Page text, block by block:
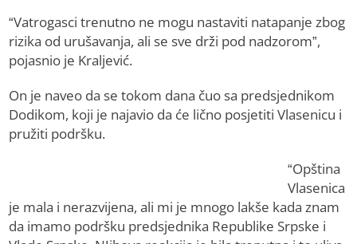
“Vatrogasci trenutno ne mogu nastaviti natapanje zbog
rizika od urušavanja, ali se sve drži pod nadzorom”,
pojasnio je Kraljević.
On je naveo da se tokom dana čuo sa predsjednikom
Dodikom, koji je najavio da će lično posjetiti Vlasenicu i
pružiti podršku.
“Opština
Vlasenica
je mala i nerazvijena, ali mi je mnogo lakše kada znam
da imamo podršku predsjednika Republike Srpske i